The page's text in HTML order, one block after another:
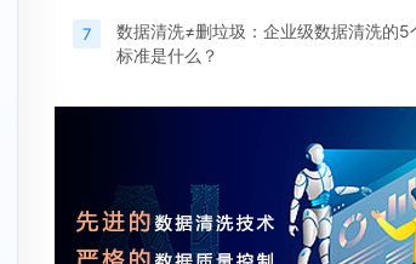
7
数据清洗≠删垃圾：企业级数据清洗的5
标准是什么？